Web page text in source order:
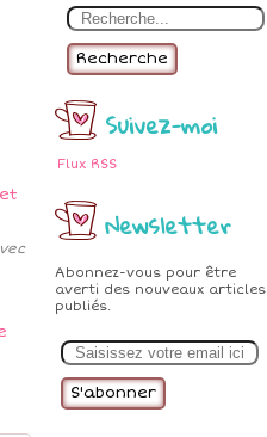
Recherche
Suivez-moi
Flux RSS
Newsletter
Abonnez-vous pour être
averti des nouveaux articles
publiés.
m